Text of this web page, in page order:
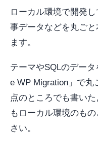
ローカル環境で開発
事データなどを丸ご
ます。
テーマやSQLのデー
e WP Migration」で丸
点のところでも書い
もローカル環境のも
さい。